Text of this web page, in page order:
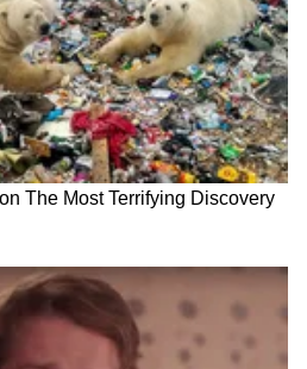
फुलतील
करून पाहा
लिव्हिंग रूमला द्या नवा